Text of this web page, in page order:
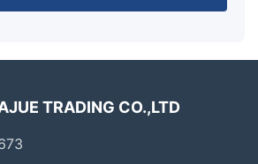
TRADING CO.,LTD